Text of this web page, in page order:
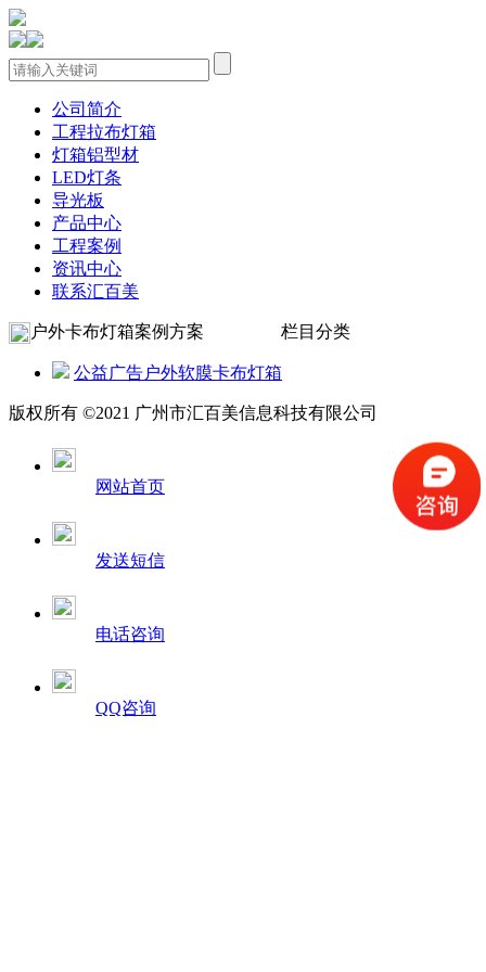
公司简介
工程拉布灯箱
灯箱铝型材
LED灯条
导光板
产品中心
工程案例
资讯中心
联系汇百美
户外卡布灯箱案例方案 栏目分类
公益广告户外软膜卡布灯箱
版权所有 ©2021 广州市汇百美信息科技有限公司
网站首页
发送短信
电话咨询
QQ咨询